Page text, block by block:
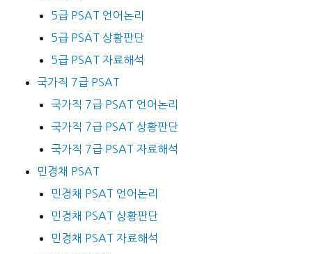
5급 PSAT 언어논리
5급 PSAT 상황판단
5급 PSAT 자료해석
국가직 7급 PSAT
국가직 7급 PSAT 언어논리
국가직 7급 PSAT 상황판단
국가직 7급 PSAT 자료해석
민경채 PSAT
민경채 PSAT 언어논리
민경채 PSAT 상황판단
민경채 PSAT 자료해석